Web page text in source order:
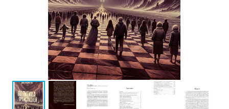
Философия
Военная
история
Конспирология
Политика
Религия